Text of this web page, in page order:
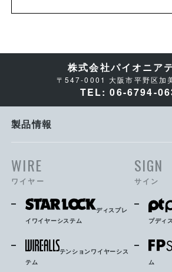
株式会社パイオニア
〒547-0001 大阪市平野区加
TEL: 06-6794-
製品情報
WIRE
ワイヤー
ディスプレ
イワイヤーシステム
テンションワイヤーシス
テム
SIGN
サイン
プディ
ム